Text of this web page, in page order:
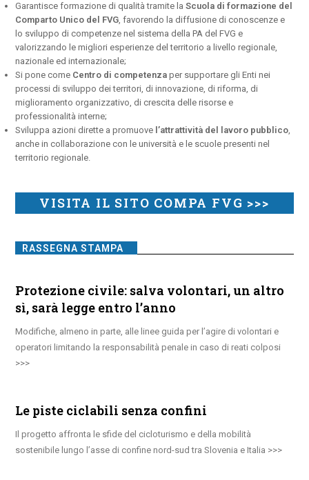
Garantisce formazione di qualità tramite laScuola di formazione del
Comparto Unico del FVG , favorendo la diffusione di conoscenze e
lo sviluppo di competenze nel sistema della PA del FVG e
valorizzando le migliori esperienze del territorio a livello regionale,
nazionale ed internazionale;
Si pone come Centro di competenza per supportare gli Enti nei
processi di sviluppo dei territori, di innovazione, di riforma, di
miglioramento organizzativo, di crescita delle risorse e
professionalità interne;
Sviluppa azioni dirette a promuove l’attrattività del lavoro pubblico
anche in collaborazione con le università e le scuole presenti nel
territorio regionale.
VISITA IL SITO COMPA FVG >>>
RASSEGNA STAMPA
Protezione civile: salva volontari, un altro
sì, sarà legge entro l’anno
Modifiche, almeno in parte, alle linee guida per l’agire di volontari e
operatori limitando la responsabilità penale in caso di reati colposi
Le piste ciclabili senza confini
Il progetto affronta le sfide del cicloturismo e della mobilità
sostenibile lungo l’asse di confine nord-sud tra Slovenia e Italia